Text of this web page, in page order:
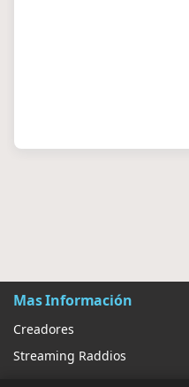
Mas Información
Creadores
Streaming Raddios